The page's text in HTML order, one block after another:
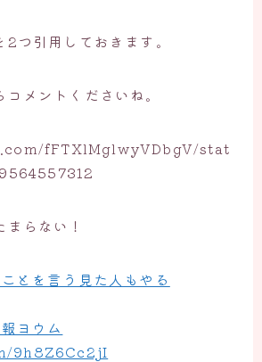
つ引用しておきます。
メントくださいね。
fFTXlMglwyVDbgV/stat
らない！
とを言う見た人もやる
ヨウム
9h8Z6Cc2jI